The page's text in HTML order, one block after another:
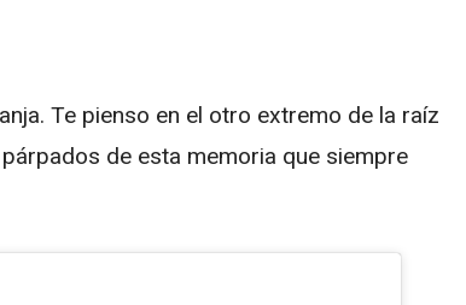
Te pienso en el otro extremo de la raíz
de esta memoria que siempre